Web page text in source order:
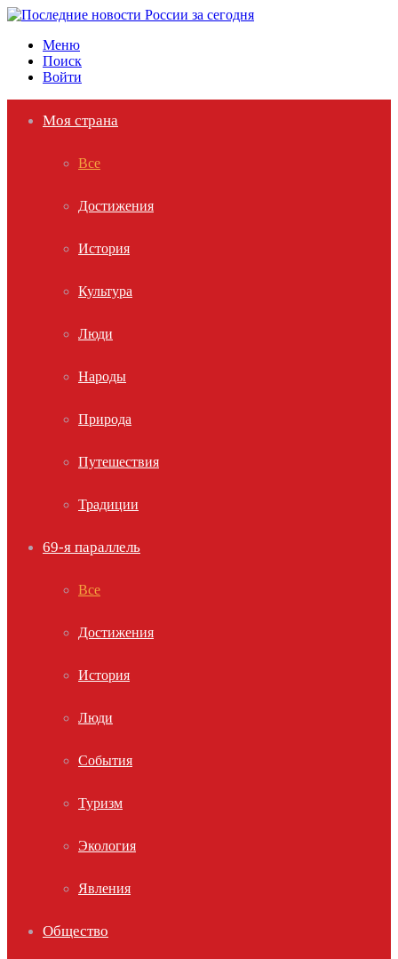
Меню
Поиск
Войти
Моя страна
Все
Достижения
История
Культура
Люди
Народы
Природа
Путешествия
Традиции
69-я параллель
Все
Достижения
История
Люди
События
Туризм
Экология
Явления
Общество